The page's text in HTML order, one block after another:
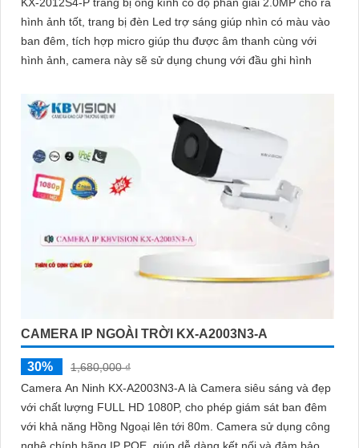
hình ảnh tốt, trang bị đèn Led trợ sáng giúp nhìn có màu vào
ban đêm, tích hợp micro giúp thu được âm thanh cùng với
hình ảnh, camera này sẽ sử dụng chung với đầu ghi hình
CAMERA IP NGOÀI TRỜI KX-A2003N3-A
30%
1,680,000 ₫
Camera An Ninh KX-A2003N3-A là Camera siêu sáng và đẹp
với chất lượng FULL HD 1080P, cho phép giám sát ban đêm
với khả năng Hồng Ngoại lên tới 80m. Camera sử dụng công